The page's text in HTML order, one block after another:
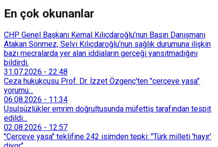
En çok okunanlar
CHP Genel Başkanı Kemal Kılıçdaroğlu’nun Basın Danışmanı
Atakan Sönmez, Selvi Kılıçdaroğlu’nun sağlık durumuna ilişkin
bazı mecralarda yer alan iddiaların gerçeği yansıtmadığını
bildirdi.
31.07.2026 - 22:48
Ceza hukukçusu Prof. Dr. İzzet Özgenç'ten "çerçeve yasa"
yorumu...
06.08.2026 - 11:34
Usulsüzlükler emrim doğrultusunda müfettiş tarafından tespit
edildi...
02.08.2026 - 12:57
"Çerçeve yasa" teklifine 242 isimden tepki: "Türk milleti 'hayır'